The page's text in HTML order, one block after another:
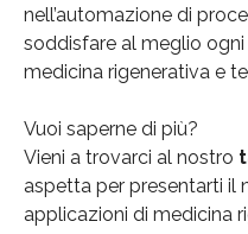
nell’automazione di
soddisfare al meglio
medicina rigenerativa e
Vuoi saperne di più?
Vieni a trovarci al nostro
aspetta per presentarti il
applicazioni di medicina